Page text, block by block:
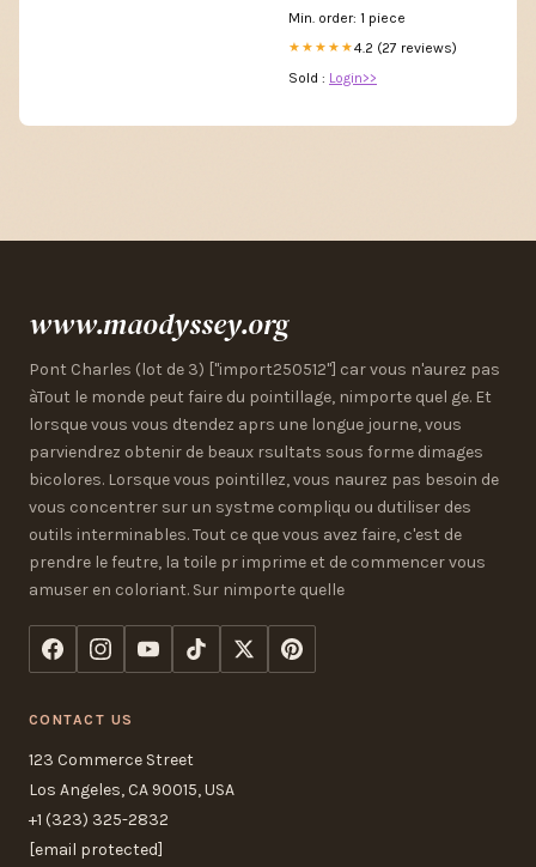
Min. order: 1 piece
★★★★★4.2 (27 reviews)
Sold : Login>>
www.maodyssey.org
Pont Charles (lot de 3) ["import250512"] car vous n'aurez pas
àTout le monde peut faire du pointillage, nimporte quel ge. Et
lorsque vous vous dtendez aprs une longue journe, vous
parviendrez obtenir de beaux rsultats sous forme dimages
bicolores. Lorsque vous pointillez, vous naurez pas besoin de
vous concentrer sur un systme compliqu ou dutiliser des
outils interminables. Tout ce que vous avez faire, c'est de
prendre le feutre, la toile pr imprime et de commencer vous
amuser en coloriant. Sur nimporte quelle
CONTACT US
123 Commerce Street
Los Angeles, CA 90015, USA
+1 (323) 325-2832
[email protected]